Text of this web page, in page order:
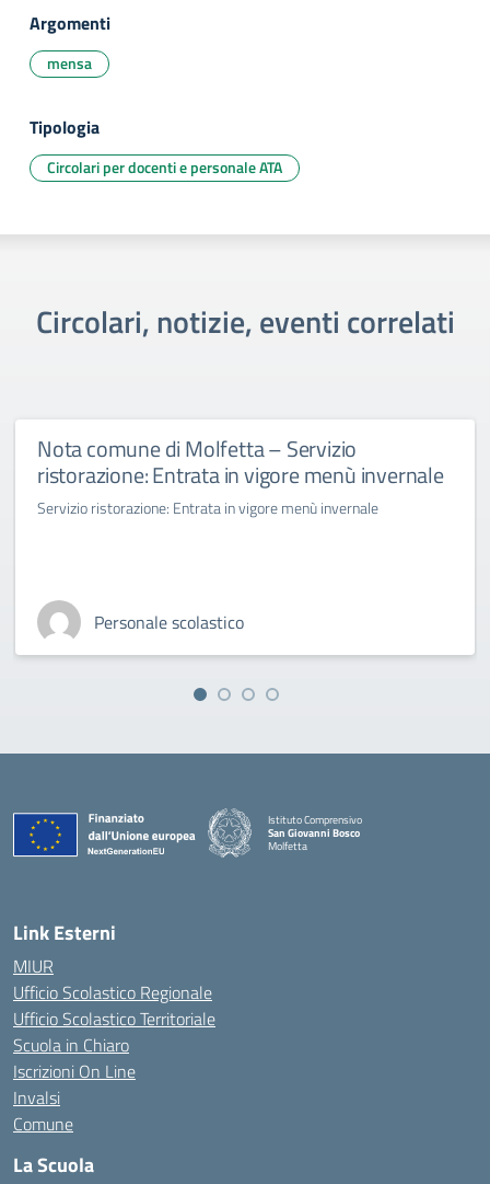
Argomenti
mensa
Tipologia
Circolari per docenti e personale ATA
Circolari, notizie, eventi correlati
Nota comune di Molfetta – Servizio
ristorazione: Entrata in vigore menù invernale
Servizio ristorazione: Entrata in vigore menù invernale
Personale scolastico
Istituto Comprensivo
San Giovanni Bosco
Molfetta
Link Esterni
MIUR
Ufficio Scolastico Regionale
Ufficio Scolastico Territoriale
Scuola in Chiaro
Iscrizioni On Line
Invalsi
Comune
La Scuola